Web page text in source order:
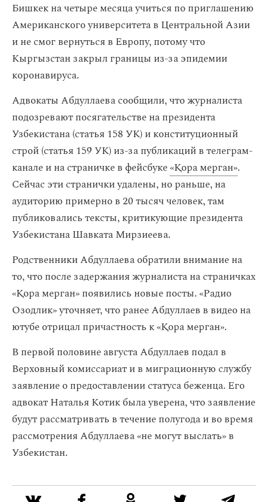
Бишкек на четыре месяца учиться по приглашению
Американского университета в Центральной Азии
и не смог вернуться в Европу, потому что
Кыргызстан закрыл границы из-за эпидемии
коронавируса.
Адвокаты Абдуллаева сообщили, что журналиста
подозревают посягательстве на президента
Узбекистана (статья 158 УК) и конституционный
строй (статья 159 УК) из-за публикаций в телеграм-
канале и на страничке в фейсбуке«Қора мерган».
Сейчас эти странички удалены, но раньше, на
аудиторию примерно в 20 тысяч человек, там
публиковались тексты, критикующие президента
Узбекистана Шавката Мирзиеева.
Родственники Абдуллаева обратили внимание на
то, что после задержания журналиста на страничках
«Қора мерган» появились новые посты. «Радио
Озодлик» уточняет, что ранее Абдуллаев в видео на
ютубе отрицал причастность к «Қора мерган».
В первой половине августа Абдуллаев подал в
Верховный комиссариат и в миграционную службу
заявление о предоставлении статуса беженца. Его
адвокат Наталья Котик была уверена, что заявление
будут рассматривать в течение полугода и во время
рассмотрения Абдуллаева «не могут выслать» в
Узбекистан.